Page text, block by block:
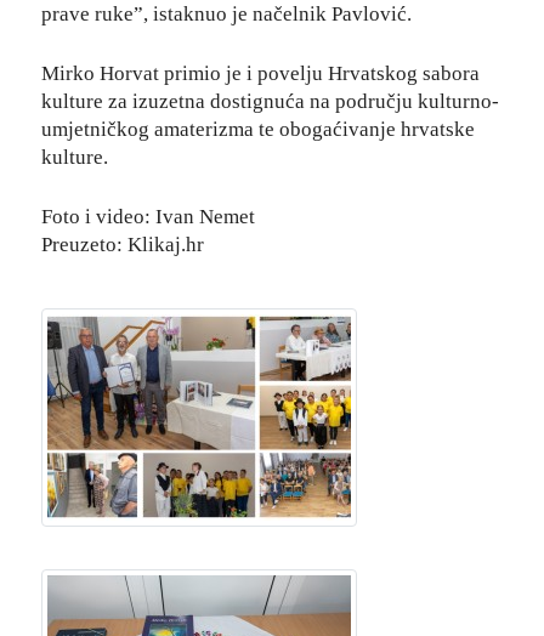
prave ruke”, istaknuo je načelnik Pavlović.
Mirko Horvat primio je i povelju Hrvatskog sabora
kulture za izuzetna dostignuća na području kulturno-
umjetničkog amaterizma te obogaćivanje hrvatske
kulture.
Foto i video: Ivan Nemet
Preuzeto: Klikaj.hr